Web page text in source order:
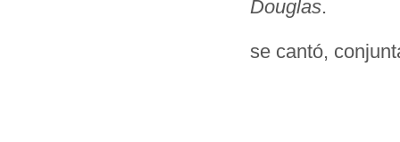
Douglas.
se cantó,